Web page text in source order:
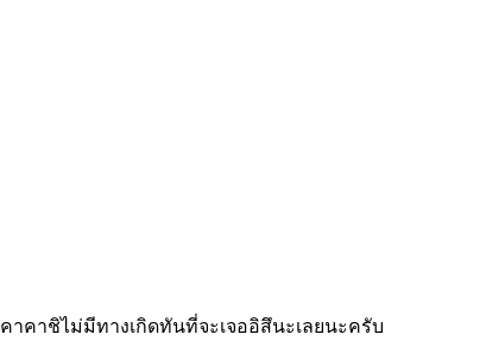
คาคาชิไม่มีทางเกิดทันที่จะเจออิสึนะเลยนะครับ